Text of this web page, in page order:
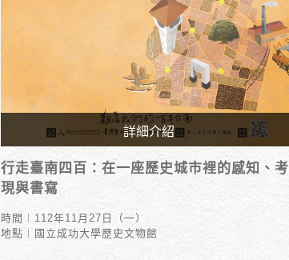
詳細介紹
時間︱112年11月27日（一）
地點︱國立成功大學歷史文物館
行走臺南四百：在一座歷史城市裡的感知、考
現與書寫
時間︱112年11月27日（一）
地點︱國立成功大學歷史文物館